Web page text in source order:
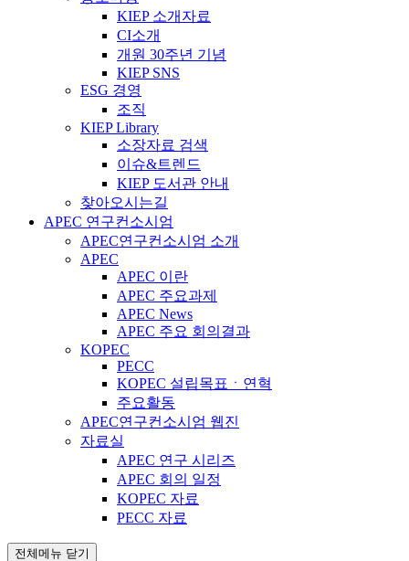
KIEP 소개자료
CI소개
개원 30주년 기념
KIEP SNS
ESG 경영
조직
KIEP Library
소장자료 검색
이슈&트렌드
KIEP 도서관 안내
찾아오시는길
APEC 연구컨소시엄
APEC연구컨소시엄 소개
APEC
APEC 이란
APEC 주요과제
APEC News
APEC 주요 회의결과
KOPEC
PECC
KOPEC 설립목표ㆍ연혁
주요활동
APEC연구컨소시엄 웹진
자료실
APEC 연구 시리즈
APEC 회의 일정
KOPEC 자료
PECC 자료
전체메뉴 닫기